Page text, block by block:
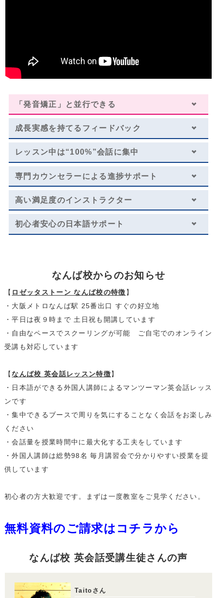
受講回数 96回 通学期間目安 9ヶ月
￥601,392
・一部利用できないスクールがございます。詳しくはお問い合わせください。
・１レッスン50分。
・別途、入学金33,000円（税込）および 教材費が必要となります。
・受講回数が同じでも、通い方（通学ペース）により通学期間目安、受講料は異
※複数パックの割引が適用されております。
ショートコースから安心スタート
日常英会話／トライアル
受講回数
￥70,400
受講回数 8回 通学期間目安
・一部利用できないスクールがございます。詳しくはお問い合わせください。
・１レッスン50分。
・受講回数が同じでも、通い方（通学ペース）により通学期間目安、受講料は異
なります。
就職・転職などに スコアを集中的に伸ばす
レッスン料金サンプル
受講回数 38回 通学期間目安 4ヶ月
「発音矯正」と並行できる
成長実感を持てる フィードバック
レッスン中は“100%”会話に集中
専門カウンセラーによる進捗サポート
高い満足度のインストラクター
初心者安心の日本語サポート
なんば校からのお知らせ
【 ロゼッタストーン なんば校の特徴 】
・大阪メトロなんば駅 25番出口 すぐの好立地
・平日は夜９時まで 土日祝も開講しています
・自由なペースでスクーリングが可能 ご自宅でのオンライン
受講も対応しています
【なんば校 英会話レッスン特徴】
・日本語ができる外国人講師によるマンツーマン英会話レッス
ンです
・集中できるブースで周りを気にすることなく会話をお楽しみ
ください
・会話量を授業時間中に最大化する工夫をしています
・外国人講師は総勢98名 毎月講習会で分かりやすい授業を提
供しています
初心者の方大歓迎です。まずは一度教室をご見学ください。
無料資料のご請求はコチラから
なんば校 英会話受講生徒さんの声
Taitoさん